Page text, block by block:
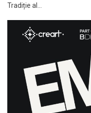
Tradiție al...